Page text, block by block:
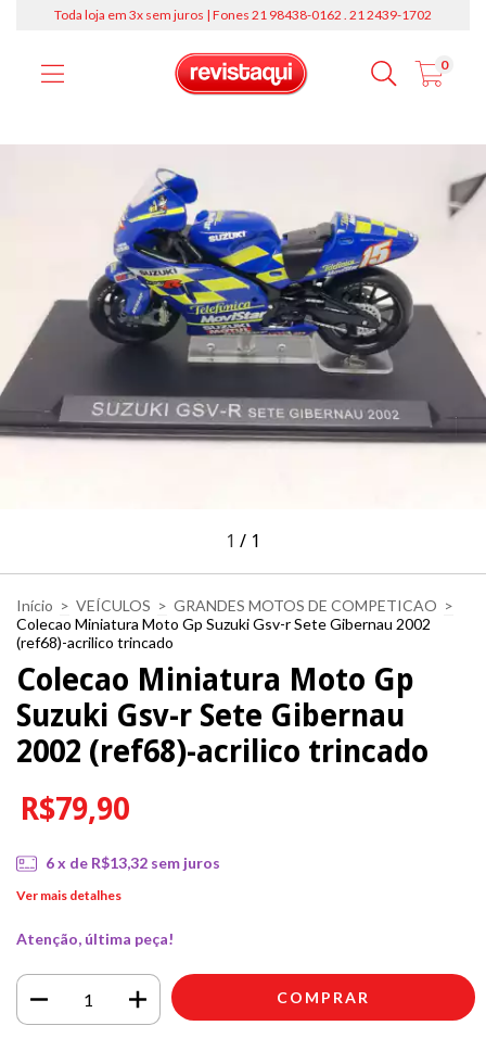
Toda loja em 3x sem juros | Fones 21 98438-0162 . 21 2439-1702
0
1 / 1
Início > VEÍCULOS > GRANDES MOTOS DE COMPETICAO >
Colecao Miniatura Moto Gp Suzuki Gsv-r Sete Gibernau 2002
(ref68)-acrilico trincado
Colecao Miniatura Moto Gp
Suzuki Gsv-r Sete Gibernau
2002 (ref68)-acrilico trincado
R$79,90
6x de R$13,32 sem juros
Ver mais detalhes
Atenção, última peça!